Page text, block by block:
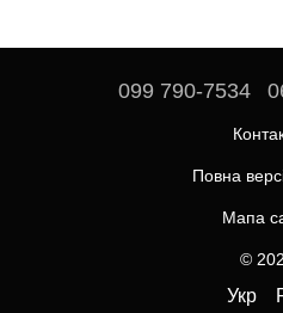
099 790-7534
Повна
Мапа
©
Укр